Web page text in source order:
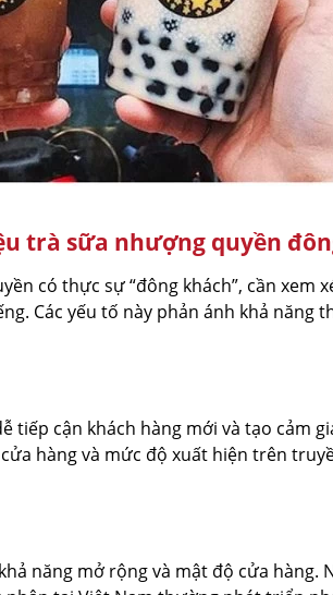
trà sữa nhượng quyền
có thực sự “đông khách”, cần xem
Các yếu tố này phản ánh khả năng
cận khách hàng mới và tạo cảm
hàng và mức độ xuất hiện trên
năng mở rộng và mật độ cửa hàng.